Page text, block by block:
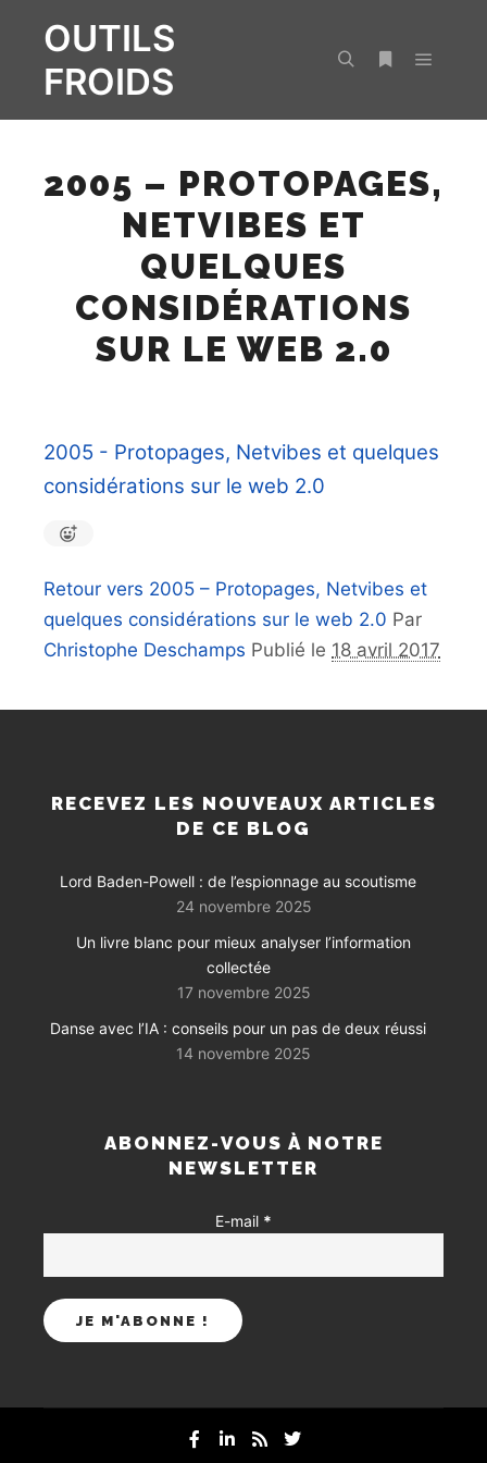
OUTILS
FROIDS
2005 – PROTOPAGES,
NETVIBES ET
QUELQUES
CONSIDÉRATIONS
SUR LE WEB 2.0
2005 - Protopages, Netvibes et quelques
considérations sur le web 2.0
Retour vers 2005 – Protopages, Netvibes et
quelques considérations sur le web 2.0 Par
Christophe Deschamps Publié le 18 avril 2017
RECEVEZ LES NOUVEAUX ARTICLES
DE CE BLOG
Lord Baden-Powell : de l’espionnage au scoutisme
24 novembre 2025
Un livre blanc pour mieux analyser l’information
collectée
17 novembre 2025
Danse avec l’IA : conseils pour un pas de deux réussi
14 novembre 2025
ABONNEZ-VOUS À NOTRE
NEWSLETTER
E-mail *